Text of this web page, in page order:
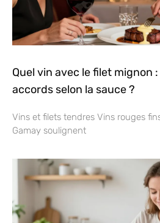
Quel vin avec le filet mignon
accords selon la sauce ?
Vins et filets tendres Vins rouges
Gamay soulignent